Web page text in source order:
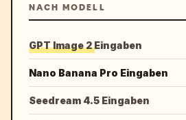
NACH MODELL
GPT Image 2 Eingaben
Nano Banana Pro Eingaben
Seedream 4.5 Eingaben